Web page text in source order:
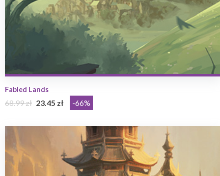
Fabled Lands
68.99 zł 23.45 zł -66%